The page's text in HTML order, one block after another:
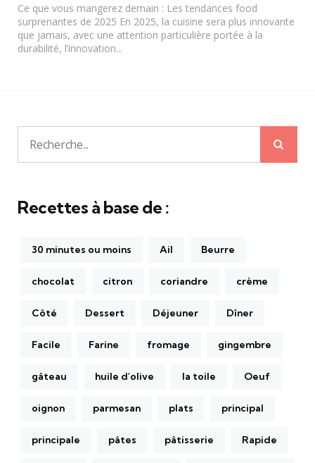
Ce que vous mangerez demain : Les tendances food
surprenantes de 2025 En 2025, la cuisine sera plus innovante
que jamais, avec une attention particulière portée à la
durabilité, l’innovation...
Recherche
pour:
Recettes à base de :
30 minutes ou moins Ail Beurre
chocolat citron coriandre crème
Côté Dessert Déjeuner Dîner
Facile Farine fromage gingembre
gâteau huile d'olive la toile Oeuf
oignon parmesan plats principal
principale pâtes pâtisserie Rapide